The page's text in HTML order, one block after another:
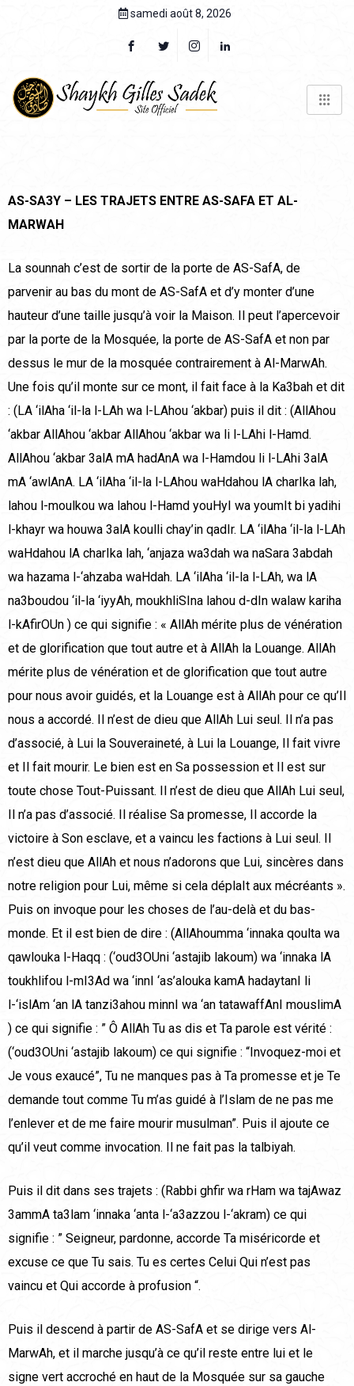
samedi août 8, 2026
AS-SA3Y – LES TRAJETS ENTRE AS-SAFA ET AL-
MARWAH
La sounnah c’est de sortir de la porte de AS-SafA, de
parvenir au bas du mont de AS-SafA et d’y monter d’une
hauteur d’une taille jusqu’à voir la Maison. Il peut l’apercevoir
par la porte de la Mosquée, la porte de AS-SafA et non par
dessus le mur de la mosquée contrairement à Al-MarwAh.
Une fois qu’il monte sur ce mont, il fait face à la Ka3bah et dit
: (LA ‘ilAha ‘il-la l-LAh wa l-LAhou ‘akbar) puis il dit : (AllAhou
‘akbar AllAhou ‘akbar AllAhou ‘akbar wa li l-LAhi l-Hamd.
AllAhou ‘akbar 3alA mA hadAnA wa l-Hamdou li l-LAhi 3alA
mA ‘awlAnA. LA ‘ilAha ‘il-la l-LAhou waHdahou lA charIka lah,
lahou l-moulkou wa lahou l-Hamd youHyI wa youmIt bi yadihi
l-khayr wa houwa 3alA koulli chay’in qadIr. LA ‘ilAha ‘il-la l-LAh
waHdahou lA charIka lah, ‘anjaza wa3dah wa naSara 3abdah
wa hazama l-‘ahzaba waHdah. LA ‘ilAha ‘il-la l-LAh, wa lA
na3boudou ‘il-la ‘iyyAh, moukhliSIna lahou d-dIn walaw kariha
l-kAfirOUn ) ce qui signifie : « AllAh mérite plus de vénération
et de glorification que tout autre et à AllAh la Louange. AllAh
mérite plus de vénération et de glorification que tout autre
pour nous avoir guidés, et la Louange est à AllAh pour ce qu’Il
nous a accordé. Il n’est de dieu que AllAh Lui seul. Il n’a pas
d’associé, à Lui la Souveraineté, à Lui la Louange, Il fait vivre
et Il fait mourir. Le bien est en Sa possession et Il est sur
toute chose Tout-Puissant. Il n’est de dieu que AllAh Lui seul,
Il n’a pas d’associé. Il réalise Sa promesse, Il accorde la
victoire à Son esclave, et a vaincu les factions à Lui seul. Il
n’est dieu que AllAh et nous n’adorons que Lui, sincères dans
notre religion pour Lui, même si cela déplaIt aux mécréants ».
Puis on invoque pour les choses de l’au-delà et du bas-
monde. Et il est bien de dire : (AllAhoumma ‘innaka qoulta wa
qawlouka l-Haqq : (‘oud3OUni ‘astajib lakoum) wa ‘innaka lA
toukhlifou l-mI3Ad wa ‘innI ‘as’alouka kamA hadaytanI li
l-‘islAm ‘an lA tanzi3ahou minnI wa ‘an tatawaffAnI mouslimA
) ce qui signifie : ” Ô AllAh Tu as dis et Ta parole est vérité :
(‘oud3OUni ‘astajib lakoum) ce qui signifie : “Invoquez-moi et
Je vous exaucé”, Tu ne manques pas à Ta promesse et je Te
demande tout comme Tu m’as guidé à l’Islam de ne pas me
l’enlever et de me faire mourir musulman”. Puis il ajoute ce
qu’il veut comme invocation. Il ne fait pas la talbiyah.
Puis il dit dans ses trajets : (Rabbi ghfir wa rHam wa tajAwaz
3ammA ta3lam ‘innaka ‘anta l-‘a3azzou l-‘akram) ce qui
signifie : ” Seigneur, pardonne, accorde Ta miséricorde et
excuse ce que Tu sais. Tu es certes Celui Qui n’est pas
vaincu et Qui accorde à profusion “.
Puis il descend à partir de AS-SafA et se dirige vers Al-
MarwAh, et il marche jusqu’à ce qu’il reste entre lui et le
signe vert accroché en haut de la Mosquée sur sa gauche